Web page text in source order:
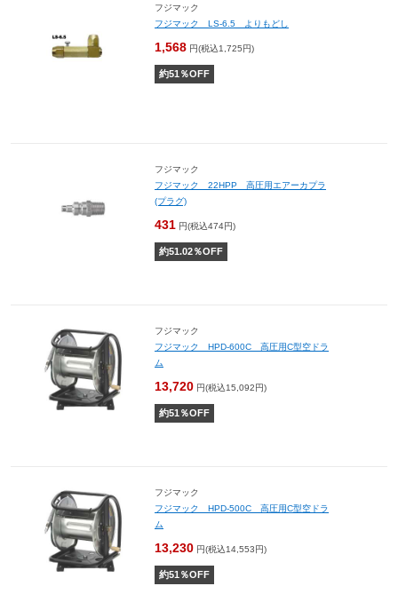
フジマック
フジマック LS-6.5 よりもどし
1,568 円(税込1,725円)
約51 ％OFF
フジマック
フジマック 22HPP 高圧用エアーカプラ
(プラグ)
431 円(税込474円)
約51.02％OFF
フジマック
フジマック HPD-600C 高圧用C型空ドラ
ム
13,720 円(税込15,092円)
約51 ％OFF
フジマック
フジマック HPD-500C 高圧用C型空ドラ
ム
13,230 円(税込14,553円)
約51 ％OFF